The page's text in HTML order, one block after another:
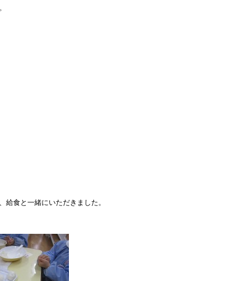
食と一緒にいただきました。